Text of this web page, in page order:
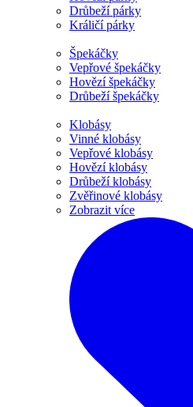
Drůbeží párky
Králičí párky
Špekáčky
Vepřové špekáčky
Hovězí špekáčky
Drůbeží špekáčky
Klobásy
Vinné klobásy
Vepřové klobásy
Hovězí klobásy
Drůbeží klobásy
Zvěřinové klobásy
Zobrazit více